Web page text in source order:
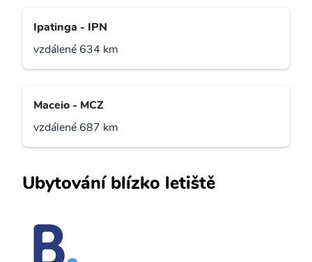
Ipatinga - IPN
vzdálené 634 km
Maceio - MCZ
vzdálené 687 km
Ubytování blízko letiště